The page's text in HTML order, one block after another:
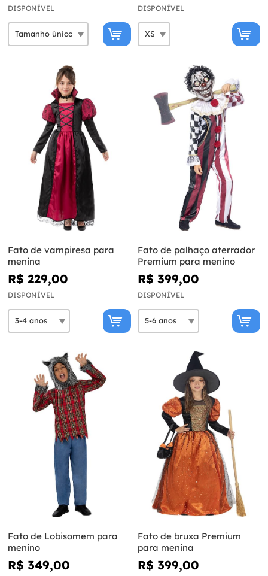
DISPONÍVEL DISPONÍVEL
Fato de vampiresa para
menina
R$ 229,00
DISPONÍVEL
Fato de palhaço aterrador
Premium para menino
R$ 399,00
DISPONÍVEL
Fato de Lobisomem para
menino
R$ 349,00
Fato de bruxa Premium
para menina
R$ 399,00